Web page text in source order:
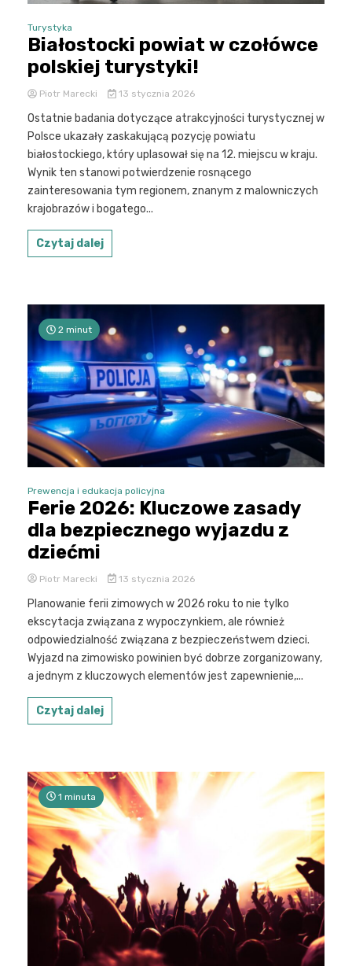
Turystyka
Białostocki powiat w czołówce
polskiej turystyki!
Piotr Marecki 13 stycznia 2026
Ostatnie badania dotyczące atrakcyjności turystycznej w
Polsce ukazały zaskakującą pozycję powiatu
białostockiego, który uplasował się na 12. miejscu w kraju.
Wynik ten stanowi potwierdzenie rosnącego
zainteresowania tym regionem, znanym z malowniczych
krajobrazów i bogatego...
Czytaj dalej
2 minut
Prewencja i edukacja policyjna
Ferie 2026: Kluczowe zasady
dla bezpiecznego wyjazdu z
dziećmi
Piotr Marecki 13 stycznia 2026
Planowanie ferii zimowych w 2026 roku to nie tylko
ekscytacja związana z wypoczynkiem, ale również
odpowiedzialność związana z bezpieczeństwem dzieci.
Wyjazd na zimowisko powinien być dobrze zorganizowany,
a jednym z kluczowych elementów jest zapewnienie,...
Czytaj dalej
1 minuta